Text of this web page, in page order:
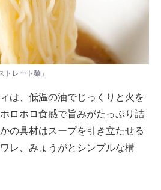
レート麺」
は、低温の油でじっくりと火を
ロホロ食感で旨みがたっぷり詰
の具材はスープを引き立たせる
レ、みょうがとシンプルな構